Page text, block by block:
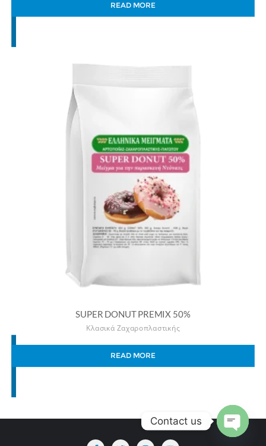
READ MORE
SUPER DONUT PREMIX 50%
Κλασικά Ζαχαροπλαστικής
READ MORE
Contact us
Open